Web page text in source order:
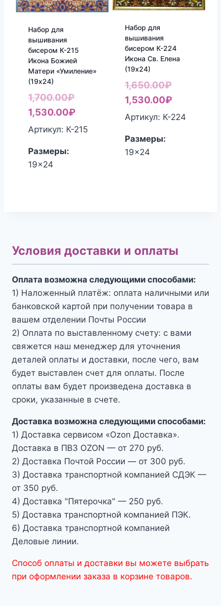
Набор для
вышивания
бисером К-215
Икона Божией
Матери «Умиление»
(19х24)
1,700.00₽Первоначальная
цена
составляла
1,530.00₽Текущая
цена:
Артикул: К-215
Размеры:
19x24
Набор для
вышивания
бисером К-224
Икона Св. Елена
(19х24)
1,650.00₽
цена
1,530.00₽Текущая
цена:
Артикул: К-224
Размеры:
19x24
Условия доставки и оплаты
Оплата возможна следующими способами:
1) Наложенный платёж: оплата наличными или
банковской картой при получении товара в
вашем отделении Почты России
2) Оплата по выставленному счету: с вами
свяжется наш менеджер для уточнения
деталей оплаты и доставки, после чего, вам
будет выставлен счет для оплаты. После
оплаты вам будет произведена доставка в
сроки, указанные в счете.
Доставка возможна следующими способами:
1) Доставка сервисом «Ozon Доставка».
Доставка в ПВЗ OZON — от 270 руб.
2) Доставка Почтой России — от 300 руб.
3) Доставка транспортной компанией СДЭК —
от 350 руб.
4) Доставка "Пятерочка" — 250 руб.
5) Доставка транспортной компанией ПЭК.
6) Доставка транспортной компанией
Деловые линии.
Способ оплаты и доставки вы можете выбрать
при оформлении заказа в корзине товаров.